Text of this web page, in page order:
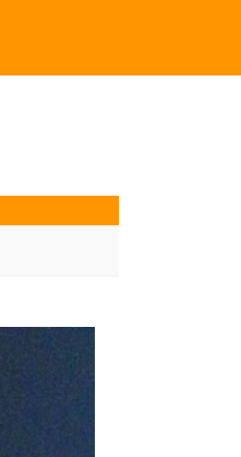
이율 유성민 손윤희 이은미 민